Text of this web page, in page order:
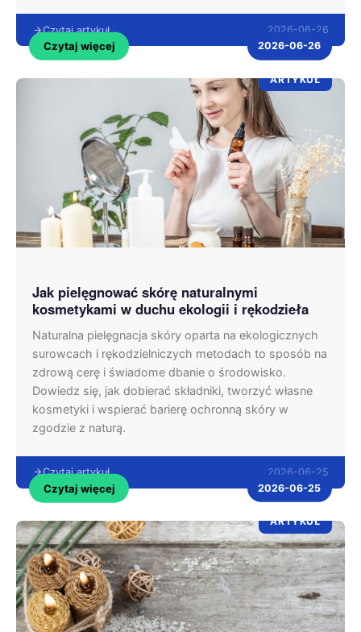
Czytaj więcej 2026-06-26
Czytaj artykuł 2026-06-26
ARTYKUŁ
Czytaj więcej 2026-06-25
Jak pielęgnować skórę naturalnymi
kosmetykami w duchu ekologii i rękodzieła
Naturalna pielęgnacja skóry oparta na ekologicznych
surowcach i rękodzielniczych metodach to sposób na
zdrową cerę i świadome dbanie o środowisko.
Dowiedz się, jak dobierać składniki, tworzyć własne
kosmetyki i wspierać barierę ochronną skóry w
zgodzie z naturą.
Czytaj artykuł 2026-06-25
ARTYKUŁ